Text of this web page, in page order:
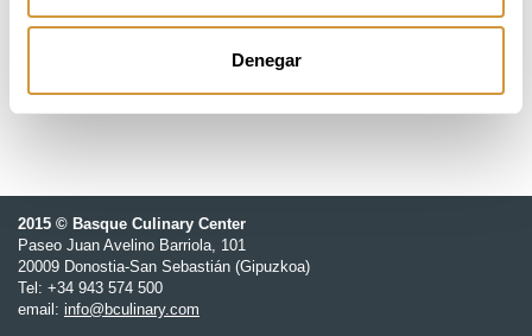
Denegar
GOe - Gastronomy Open Ecosystem
2015 © Basque Culinary Center
Paseo Juan Avelino Barriola, 101
20009 Donostia-San Sebastián (Gipuzkoa)
Tel: +34 943 574 500
email: info@bculinary.com